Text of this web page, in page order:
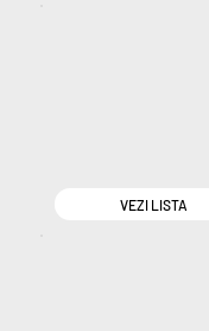
VEZI LISTA